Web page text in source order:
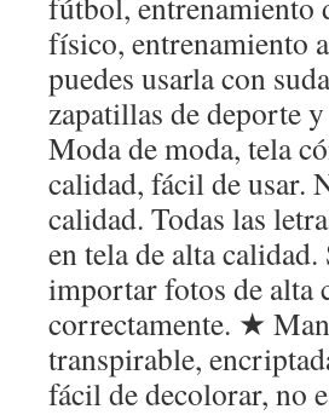
físico, entrenamiento
puedes usarla con
zapatillas de deporte
Moda de moda, tela
calidad, fácil de usar.
calidad. Todas las
en tela de alta
importar fotos de alta
correctamente. ★
transpirable,
fácil de decolorar, no